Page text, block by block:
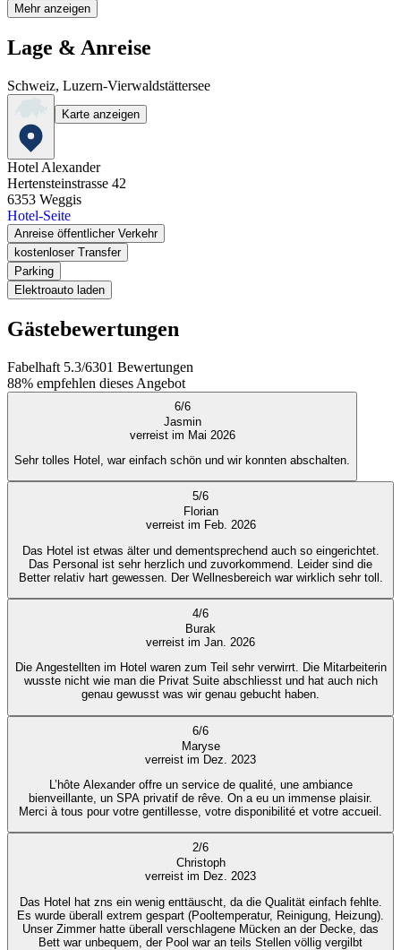
Mehr anzeigen
Lage & Anreise
Schweiz, Luzern-Vierwaldstättersee
Karte anzeigen
Hotel Alexander
Hertensteinstrasse 42
6353 Weggis
Hotel-Seite
Anreise öffentlicher Verkehr
kostenloser Transfer
Parking
Elektroauto laden
Gästebewertungen
Fabelhaft 5.3/6301 Bewertungen
88% empfehlen dieses Angebot
6/6
Jasmin
verreist im Mai 2026
Sehr tolles Hotel, war einfach schön und wir konnten abschalten.
5/6
Florian
verreist im Feb. 2026
Das Hotel ist etwas älter und dementsprechend auch so eingerichtet.
Das Personal ist sehr herzlich und zuvorkommend. Leider sind die
Better relativ hart gewessen. Der Wellnesbereich war wirklich sehr toll.
4/6
Burak
verreist im Jan. 2026
Die Angestellten im Hotel waren zum Teil sehr verwirrt. Die Mitarbeiterin
wusste nicht wie man die Privat Suite abschliesst und hat auch nich
genau gewusst was wir genau gebucht haben.
6/6
Maryse
verreist im Dez. 2023
L’hôte Alexander offre un service de qualité, une ambiance
bienveillante, un SPA privatif de rêve. On a eu un immense plaisir.
Merci à tous pour votre gentillesse, votre disponibilité et votre accueil.
2/6
Christoph
verreist im Dez. 2023
Das Hotel hat zns ein wenig enttäuscht, da die Qualität einfach fehlte.
Es wurde überall extrem gespart (Pooltemperatur, Reinigung, Heizung).
Unser Zimmer hatte überall verschlagene Mücken an der Decke, das
Bett war unbequem, der Pool war an teils Stellen völlig vergilbt